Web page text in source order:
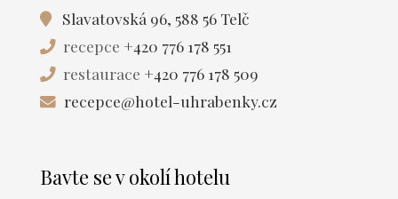
Slavatovská 96, 588 56 Telč
recepce +420 776 178 551
restaurace +420 776 178 509
recepce@hotel-uhrabenky.cz
Bavte se v okolí hotelu